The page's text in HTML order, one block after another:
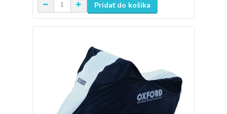
Pridať do košíka